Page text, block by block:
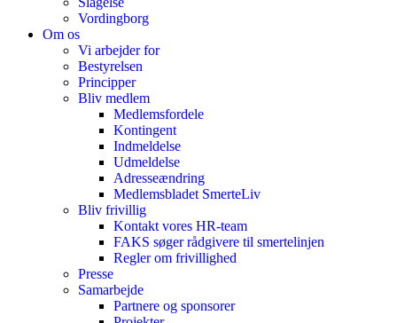
Vordingborg
Om os
Vi arbejder for
Bestyrelsen
Principper
Bliv medlem
Medlemsfordele
Kontingent
Indmeldelse
Udmeldelse
Adresseændring
Medlemsbladet SmerteLiv
Bliv frivillig
Kontakt vores HR-team
FAKS søger rådgivere til smertelinjen
Regler om frivillighed
Presse
Samarbejde
Partnere og sponsorer